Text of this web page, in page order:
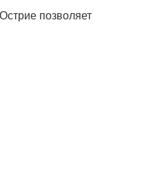
позволяет